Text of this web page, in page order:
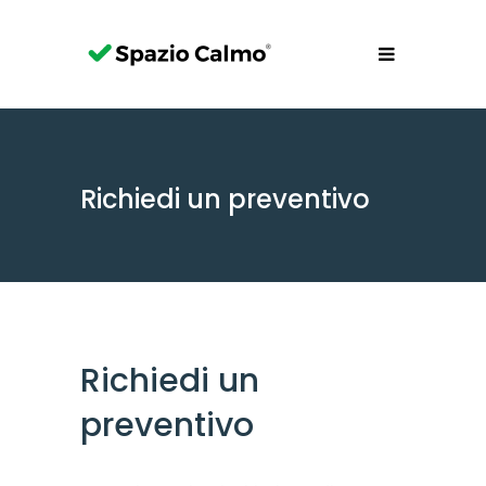
Richiedi un preventivo
Richiedi un
preventivo